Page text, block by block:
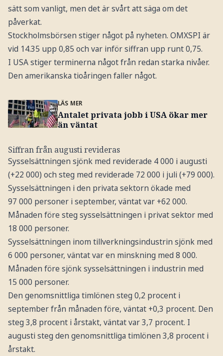
sätt som vanligt, men det är svårt att säga om det
påverkat.
Stockholmsbörsen stiger något på nyheten. OMXSPI är
vid 14.35 upp 0,85 och var inför siffran upp runt 0,75.
I USA stiger terminerna något från redan starka nivåer.
Den amerikanska tioåringen faller något.
LÄS MER
Antalet privata jobb i USA ökar mer
än väntat
Siffran från augusti revideras
Sysselsättningen sjönk med reviderade 4 000 i augusti
(+22 000) och steg med reviderade 72 000 i juli (+79 000).
Sysselsättningen i den privata sektorn ökade med
97 000 personer i september, väntat var +62 000.
Månaden före steg sysselsättningen i privat sektor med
18 000 personer.
Sysselsättningen inom tillverkningsindustrin sjönk med
6 000 personer, väntat var en minskning med 8 000.
Månaden före sjönk sysselsättningen i industrin med
15 000 personer.
Den genomsnittliga timlönen steg 0,2 procent i
september från månaden före, väntat +0,3 procent. Den
steg 3,8 procent i årstakt, väntat var 3,7 procent. I
augusti steg den genomsnittliga timlönen 3,8 procent i
årstakt.